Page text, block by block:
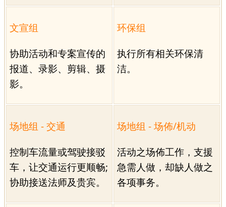
文宣组
协助活动和专案宣传的
报道、录影、剪辑、摄
影。
环保组
执行所有相关环保清
洁。
场地组 - 交通
控制车流量或驾驶接驳
车，让交通运行更顺畅;
协助接送法师及贵宾。
场地组 - 场佈/机动
活动之场佈工作，支援
急需人做，却缺人做之
各项事务。